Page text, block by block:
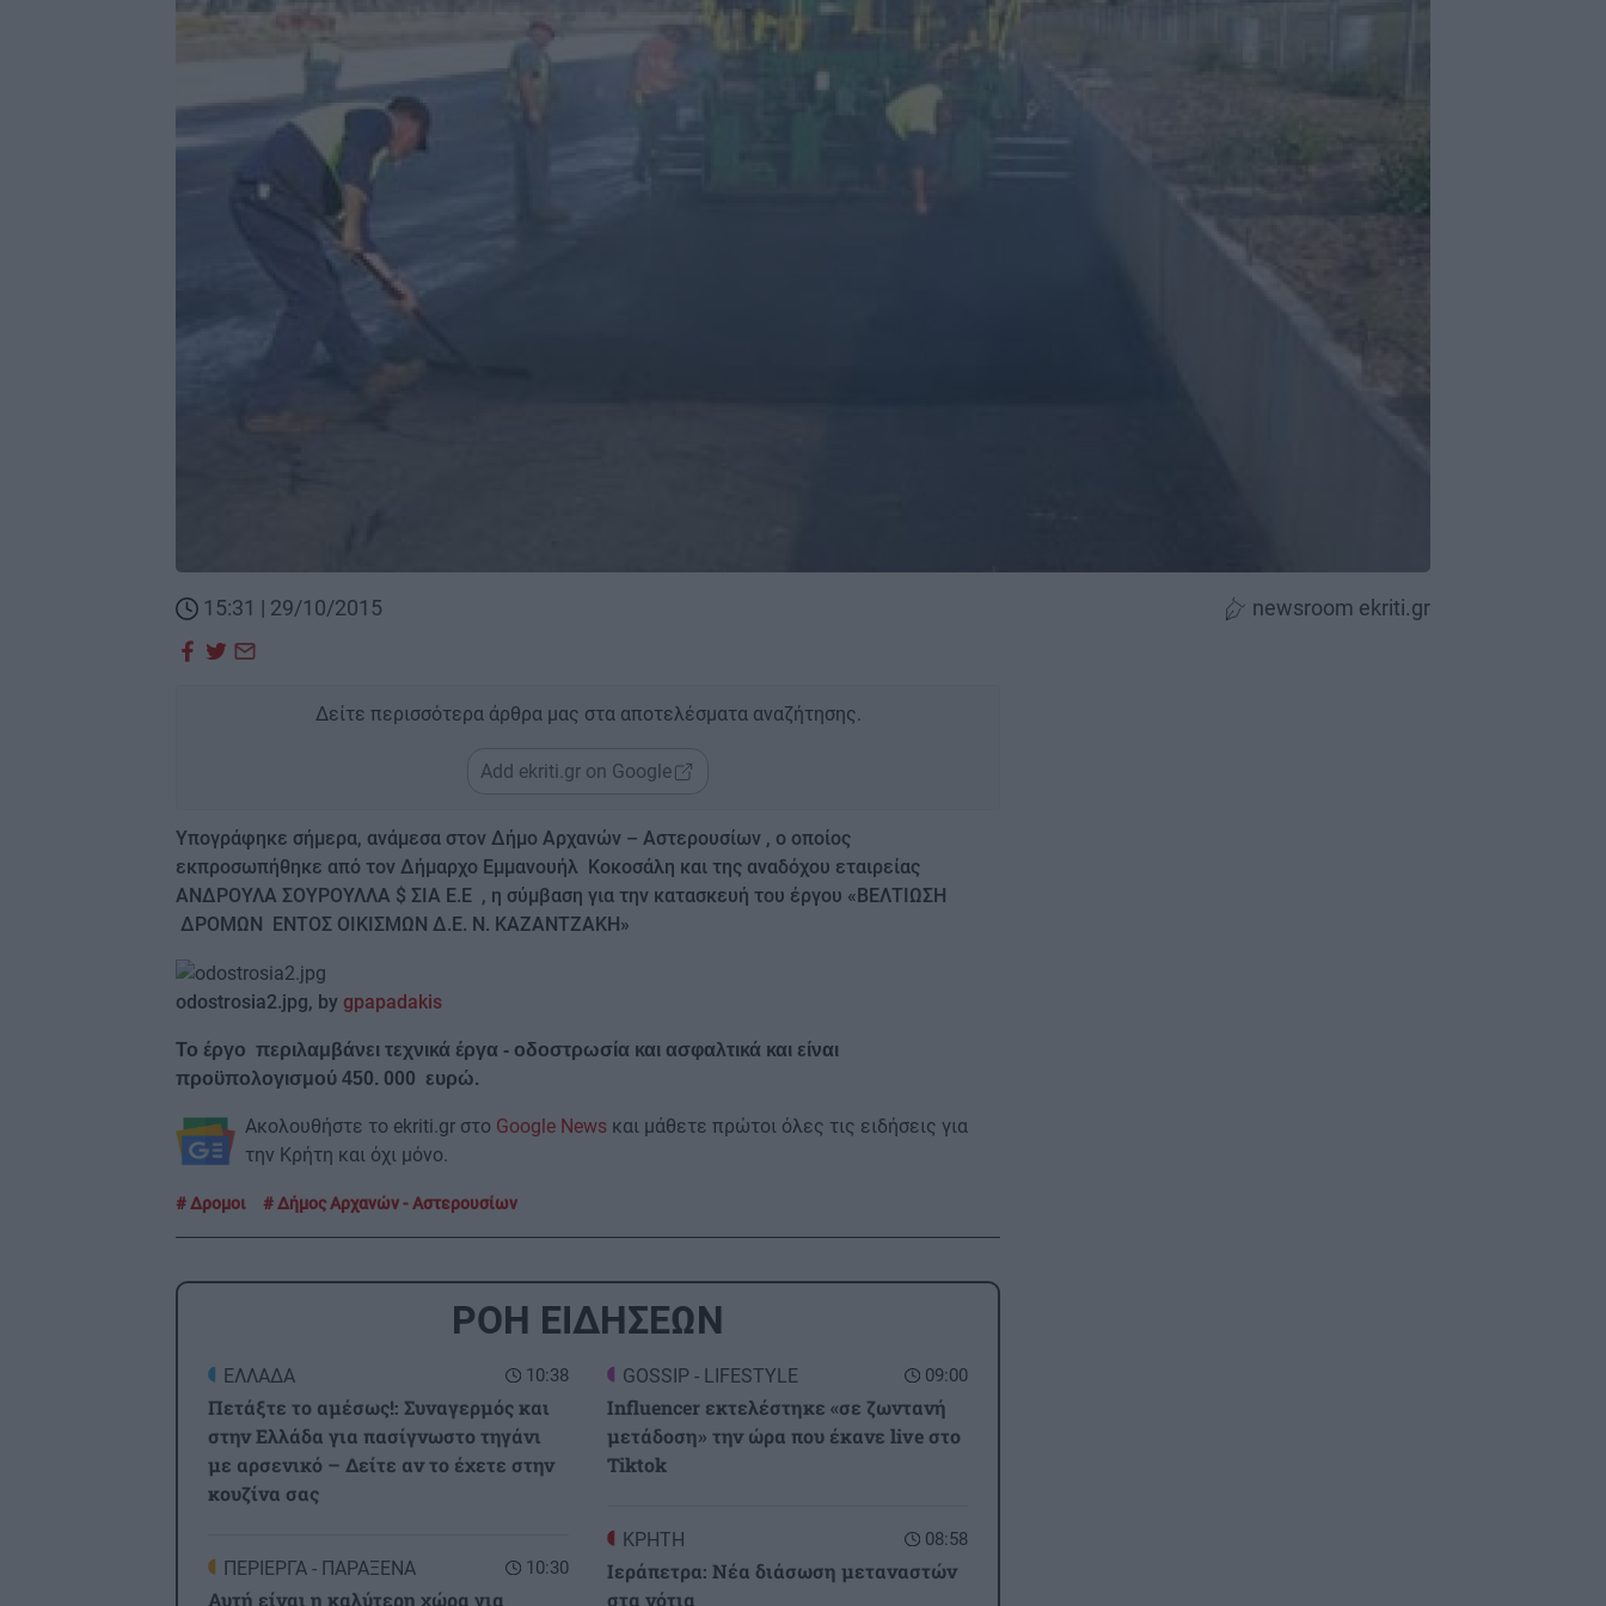
15:31 | 29/10/2015 newsroom ekriti.gr
Δείτε περισσότερα άρθρα μας στα αποτελέσματα αναζήτησης.
Add ekriti.gr on Google
Υπογράφηκε σήμερα, ανάμεσα στον Δήμο Αρχανών – Αστερουσίων , ο οποίος
εκπροσωπήθηκε από τον Δήμαρχο Εμμανουήλ Κοκοσάλη και της αναδόχου εταιρείας
ΑΝΔΡΟΥΛΑ ΣΟΥΡΟΥΛΛΑ $ ΣΙΑ Ε.Ε , η σύμβαση για την κατασκευή του έργου «ΒΕΛΤΙΩΣΗ
ΔΡΟΜΩΝ ΕΝΤΟΣ ΟΙΚΙΣΜΩΝ Δ.Ε. Ν. ΚΑΖΑΝΤΖΑΚΗ»
odostrosia2.jpg, by gpapadakis
Το έργο περιλαμβάνει τεχνικά έργα - οδοστρωσία και ασφαλτικά και είναι
προϋπολογισμού 450. 000 ευρώ.
Ακολουθήστε το ekriti.gr στο Google News και μάθετε πρώτοι όλες τις ειδήσεις για
την Κρήτη και όχι μόνο.
Δρομοι Δήμος Αρχανών - Αστερουσίων
ΡΟΗ ΕΙΔΗΣΕΩΝ
10:38
ΕΛΛΑΔΑ
Πετάξτε το αμέσως!: Συναγερμός και
στην Ελλάδα για πασίγνωστο τηγάνι
με αρσενικό – Δείτε αν το έχετε στην
κουζίνα σας
10:30
ΠΕΡΙΕΡΓΑ - ΠΑΡΑΞΕΝΑ
Αυτή είναι η καλύτερη χώρα για
09:00
GOSSIP - LIFESTYLE
Influencer εκτελέστηκε «σε ζωντανή
μετάδοση» την ώρα που έκανε live στο
Tiktok
08:58
ΚΡΗΤΗ
Ιεράπετρα: Νέα διάσωση μεταναστών
στα νότια